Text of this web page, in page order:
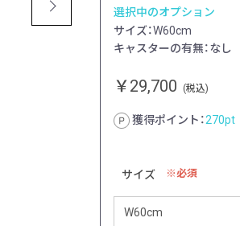
選択中のオプション
サイズ：W60cm
キャスターの有無：なし
￥29,700 (税込)
獲得ポイント：270pt
サイズ 必須